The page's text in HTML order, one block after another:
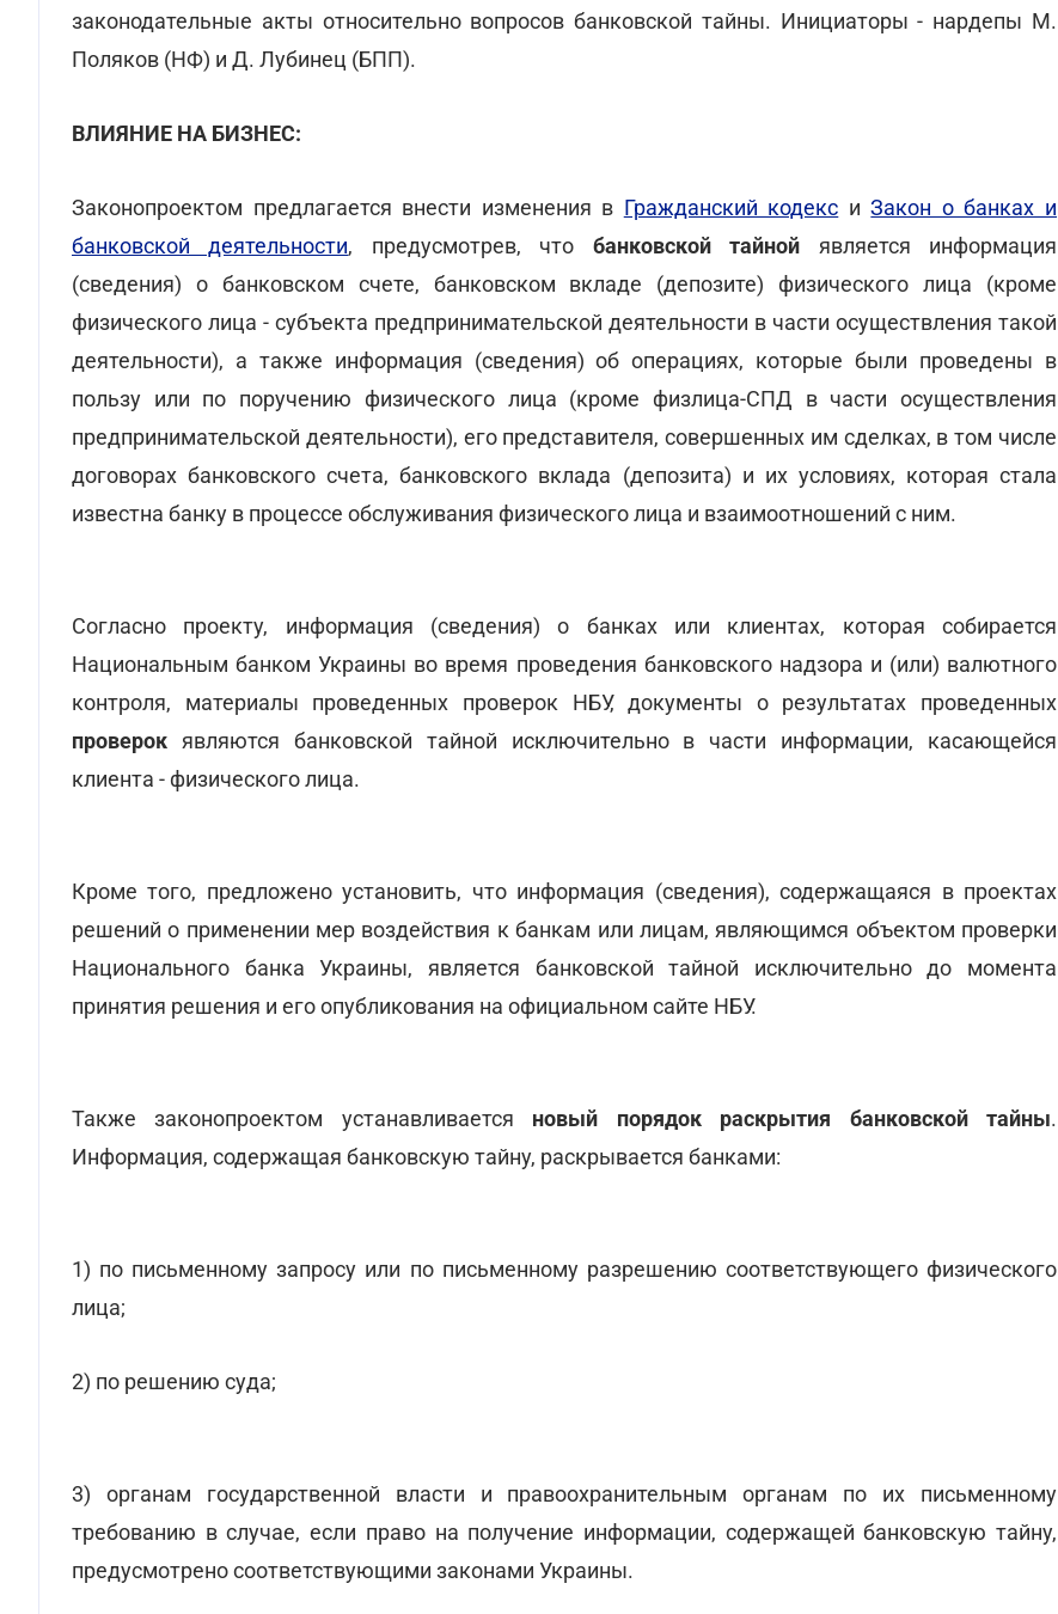
законодательные акты относительно вопросов банковской тайны. Инициаторы - нардепы М.
Поляков (НФ) и Д. Лубинец (БПП).
ВЛИЯНИЕ НА БИЗНЕС:
Законопроектом предлагается внести изменения в Гражданский кодекс иЗакон о банках и
банковской деятельности, предусмотрев, что банковской тайной является информация
(сведения) о банковском счете, банковском вкладе (депозите) физического лица (кроме
физического лица - субъекта предпринимательской деятельности в части осуществления такой
деятельности), а также информация (сведения) об операциях, которые были проведены в
пользу или по поручению физического лица (кроме физлица-СПД в части осуществления
предпринимательской деятельности), его представителя, совершенных им сделках, в том числе
договорах банковского счета, банковского вклада (депозита) и их условиях, которая стала
известна банку в процессе обслуживания физического лица и взаимоотношений с ним.
Согласно проекту, информация (сведения) о банках или клиентах, которая собирается
Национальным банком Украины во время проведения банковского надзора и (или) валютного
контроля, материалы проведенных проверок НБУ, документы о результатах проведенных
проверок являются банковской тайной исключительно в части информации, касающейся
клиента - физического лица.
Кроме того, предложено установить, что информация (сведения), содержащаяся в проектах
решений о применении мер воздействия к банкам или лицам, являющимся объектом проверки
Национального банка Украины, является банковской тайной исключительно до момента
принятия решения и его опубликования на официальном сайте НБУ.
Также законопроектом устанавливается новый порядок раскрытия банковской тайны.
Информация, содержащая банковскую тайну, раскрывается банками:
1) по письменному запросу или по письменному разрешению соответствующего физического
лица;
2) по решению суда;
3) органам государственной власти и правоохранительным органам по их письменному
требованию в случае, если право на получение информации, содержащей банковскую тайну,
предусмотрено соответствующими законами Украины.